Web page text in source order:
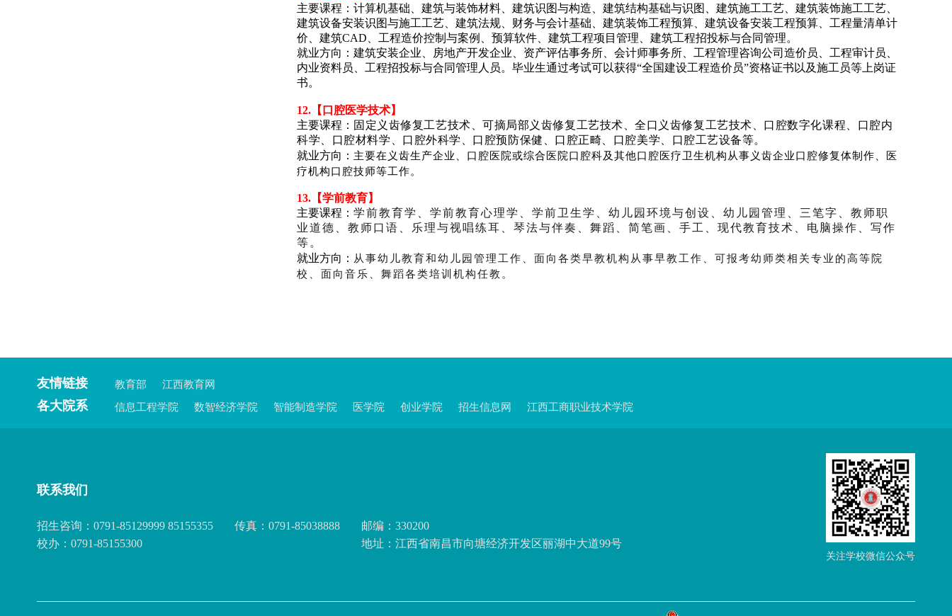
主要课程：计算机基础、建筑与装饰材料、建筑识图与构造、建筑结构基础与识图、建筑施工工艺、建筑装饰施工工艺、
建筑设备安装识图与施工工艺、建筑法规、财务与会计基础、建筑装饰工程预算、建筑设备安装工程预算、工程量清单计
价、建筑CAD、工程造价控制与案例、预算软件、建筑工程项目管理、建筑工程招投标与合同管理。
就业方向：建筑安装企业、房地产开发企业、资产评估事务所、会计师事务所、工程管理咨询公司造价员、工程审计员、
内业资料员、工程招投标与合同管理人员。毕业生通过考试可以获得“全国建设工程造价员”资格证书以及施工员等上岗证
书。
12.【口腔医学技术】
主要课程： 固定义齿修复工艺技术、可摘局部义齿修复工艺技术、全口义齿修复工艺技术、口腔数字化课程、口腔内
科学、口腔材料学、口腔外科学、口腔预防保健、口腔正畸、口腔美学、口腔工艺设备等。
就业方向： 主要在义齿生产企业、口腔医院或综合医院口腔科及其他口腔医疗卫生机构从事义齿企业口腔修复体制作、医
疗机构口腔技师等工作。
13.【学前教育】
主要课程：学前教育学、学前教育心理学、学前卫生学、幼儿园环境与创设、幼儿园管理、三笔字、教师职
业道德、教师口语、乐理与视唱练耳、琴法与伴奏、舞蹈、简笔画、手工、现代教育技术、电脑操作、写作
等。
就业方向： 从事幼儿教育和幼儿园管理工作、面向各类早教机构从事早教工作、可报考幼师类相关专业的高等院
校、面向音乐、舞蹈各类培训机构任教。
友情链接 教育部 江西教育网
各大院系 信息工程学院 数智经济学院 智能制造学院 医学院 创业学院 招生信息网 江西工商职业技术学院
联系我们
招生咨询：0791-85129999 85155355
校办：0791-85155300
传真：0791-85038888
邮编：330200
地址：江西省南昌市向塘经济开发区丽湖中大道99号
关注学校微信公众号